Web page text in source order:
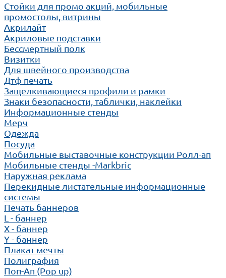
Cтойки для промо акций, мобильные
промостолы, витрины
Акрилайт
Акриловые подставки
Бессмертный полк
Визитки
Для швейного производства
Дтф печать
Защелкивающиеся профили и рамки
Знаки безопасности, таблички, наклейки
Информационные стенды
Мерч
Одежда
Посуда
Мобильные выставочные конструкции Ролл-ап
Мобильные стенды -Markbric
Наружная реклама
Перекидные листательные информационные
системы
Печать баннеров
L - баннер
X - баннер
Y - баннер
Плакат мечты
Полиграфия
Поп-Ап (Pop up)